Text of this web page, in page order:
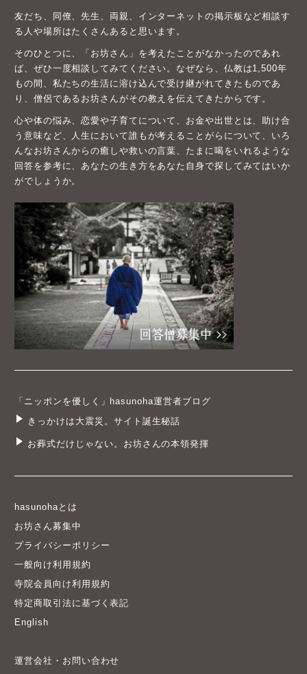
友だち、同僚、先生、両親、インターネットの掲示板など相談す
る人や場所はたくさんあると思います。
そのひとつに、「お坊さん」を考えたことがなかったのであれ
ば、ぜひ一度相談してみてください。なぜなら、仏教は1,500年
もの間、私たちの生活に溶け込んで受け継がれてきたものであ
り、僧侶であるお坊さんがその教えを伝えてきたからです。
心や体の悩み、恋愛や子育てについて、お金や出世とは、助け合
う意味など、人生において誰もが考えることがらについて、いろ
んなお坊さんからの癒しや救いの言葉、たまに喝をいれるような
回答を参考に、あなたの生き方をあなた自身で探してみてはいか
がでしょうか。
「ニッポンを優しく」hasunoha運営者ブログ
きっかけは大震災。サイト誕生秘話
お葬式だけじゃない。お坊さんの本領発揮
hasunohaとは
お坊さん募集中
プライバシーポリシー
一般向け利用規約
寺院会員向け利用規約
特定商取引法に基づく表記
English
運営会社・お問い合わせ